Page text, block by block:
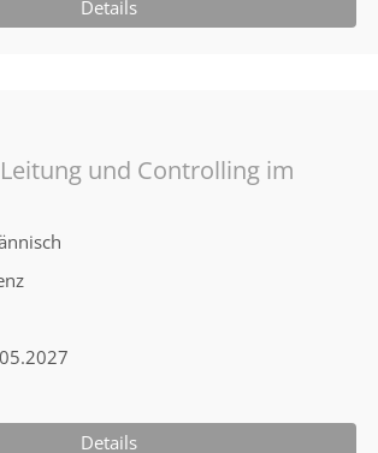
Details
und Controlling im
Details